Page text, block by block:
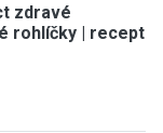
zdravé
rohlíčky | recept